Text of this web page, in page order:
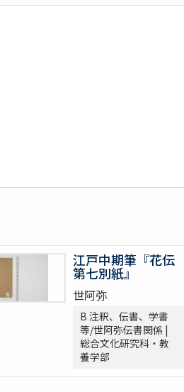
江戸中期筆『花伝
第七別紙』
世阿弥
B 注釈、伝書、学書
等/世阿弥伝書関係 |
総合文化研究科・教
養学部